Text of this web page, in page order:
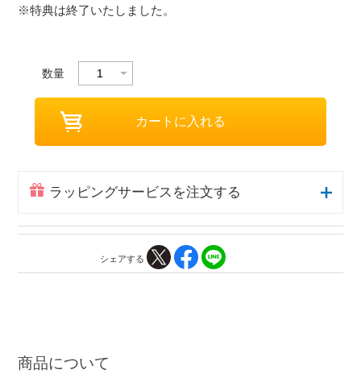
※特典は終了いたしました。
数量
ラッピングサービスを注文する
シェアする
商品について